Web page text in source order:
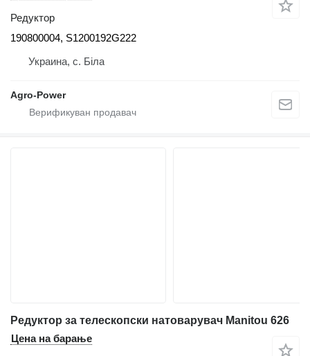
Редуктор
190800004, S1200192G222
Украина, с. Біла
Agro-Power
Редуктор за телескопски натоварувач Manitou 626
Цена на барање